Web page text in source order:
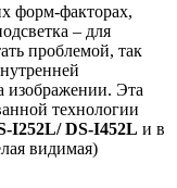
форм-факторах,
– для
проблемой, так
изображении. Эта
технологии
-I252L/DS-I452L и в
видимая)